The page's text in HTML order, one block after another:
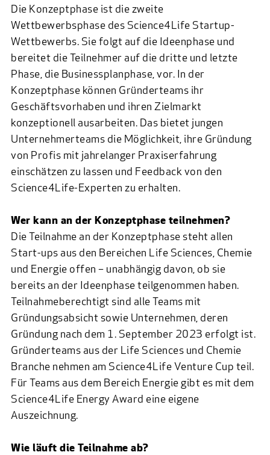
Die Konzeptphase ist die zweite
Wettbewerbsphase des Science4Life Startup-
Wettbewerbs. Sie folgt auf die Ideenphase und
bereitet die Teilnehmer auf die dritte und letzte
Phase, die Businessplanphase, vor. In der
Konzeptphase können Gründerteams ihr
Geschäftsvorhaben und ihren Zielmarkt
konzeptionell ausarbeiten. Das bietet jungen
Unternehmerteams die Möglichkeit, ihre Gründung
von Profis mit jahrelanger Praxiserfahrung
einschätzen zu lassen und Feedback von den
Science4Life-Experten zu erhalten.
Wer kann an der Konzeptphase teilnehmen?
Die Teilnahme an der Konzeptphase steht allen
Start-ups aus den Bereichen Life Sciences, Chemie
und Energie offen – unabhängig davon, ob sie
bereits an der Ideenphase teilgenommen haben.
Teilnahmeberechtigt sind alle Teams mit
Gründungsabsicht sowie Unternehmen, deren
Gründung nach dem 1. September 2023 erfolgt ist.
Gründerteams aus der Life Sciences und Chemie
Branche nehmen am Science4Life Venture Cup teil.
Für Teams aus dem Bereich Energie gibt es mit dem
Science4Life Energy Award eine eigene
Auszeichnung.
Wie läuft die Teilnahme ab?